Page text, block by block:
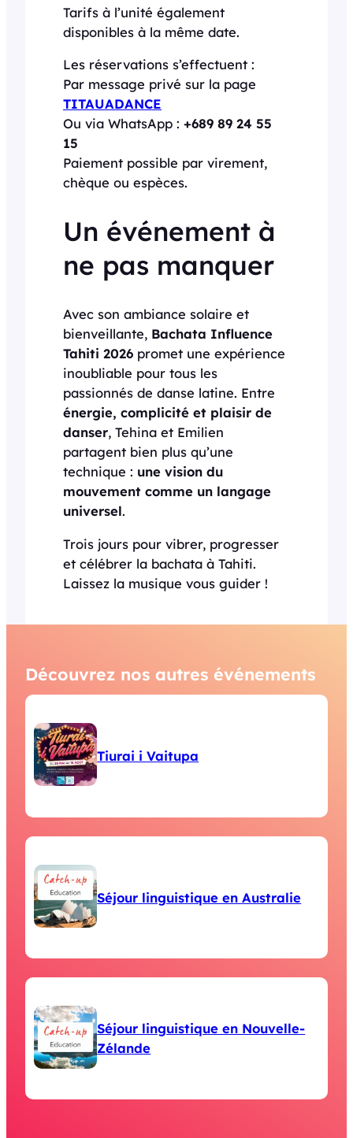
Tarifs à l’unité également
disponibles à la même date.
Les réservations s’effectuent :
Par message privé sur la page
TITAUADANCE
Ou via WhatsApp : +689 89 24 55
15
Paiement possible par virement,
chèque ou espèces.
Un événement à
ne pas manquer
Avec son ambiance solaire et
bienveillante, Bachata Influence
Tahiti 2026 promet une expérience
inoubliable pour tous les
passionnés de danse latine. Entre
énergie, complicité et plaisir de
danser, Tehina et Emilien
partagent bien plus qu’une
technique : une vision du
mouvement comme un langage
universel.
Trois jours pour vibrer, progresser
et célébrer la bachata à Tahiti.
Laissez la musique vous guider !
Découvrez nos autres événements
Tiurai i Vaitupa
Séjour linguistique en Australie
Séjour linguistique en Nouvelle-
Zélande